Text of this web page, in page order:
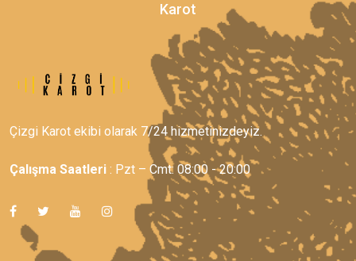
Karot
Çizgi Karot ekibi olarak 7/24 hizmetinizdeyiz.
Çalışma Saatleri : Pzt – Cmt: 08:00 - 20:00